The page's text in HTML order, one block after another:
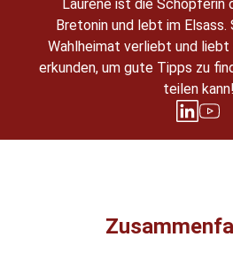
Laurène ist die Schöpferin
Bretonin und lebt im Elsass.
Wahlheimat verliebt und liebt
erkunden, um gute Tipps zu
teilen kann!